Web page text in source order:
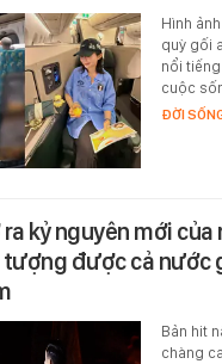
Hình
quỳ gối
nổi
cuộc
ĐỜI
kỷ nguyên mới của
được cả nước
Bản hit
chàng